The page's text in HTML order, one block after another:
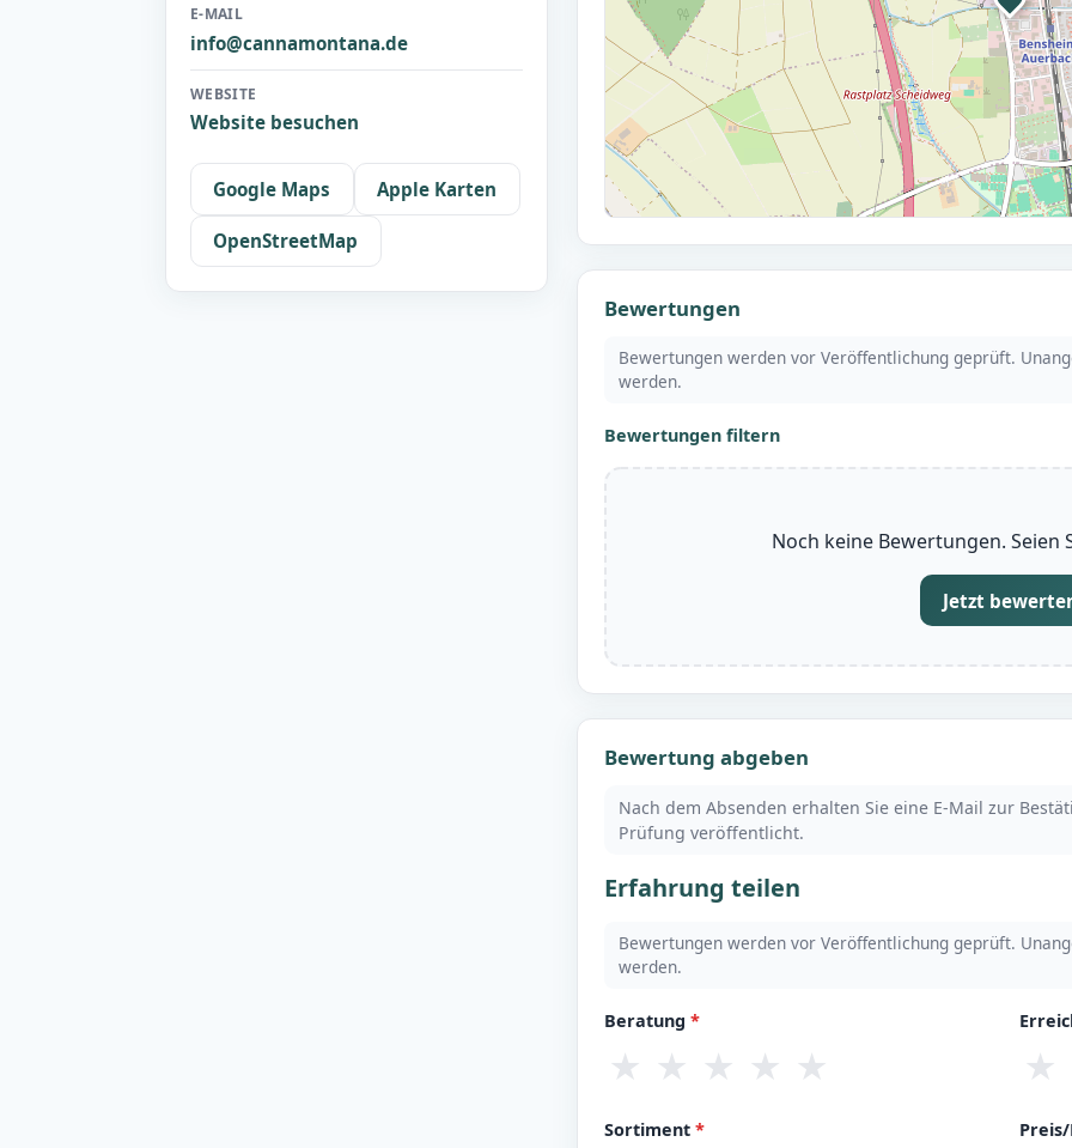
E-MAIL
info@cannamontana.de
WEBSITE
Website besuchen
Google Maps Apple Karten
OpenStreetMap
Bewertungen
Bewertungen werden vor Veröffentlichung geprüft.
werden.
Bewertungen filtern
Noch keine Bewertungen. Seien
Jetzt
Bewertung abgeben
Nach dem Absenden erhalten Sie eine E-Mail zur
Prüfung veröffentlicht.
Erfahrung teilen
Bewertungen werden vor Veröffentlichung geprüft.
werden.
Beratung *
★ ★ ★ ★ ★ ★
Sortiment *